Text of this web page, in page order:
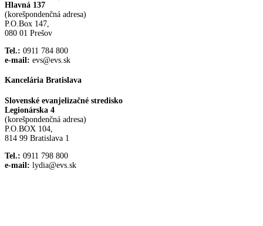
Hlavná 137
(korešpondenčná adresa)
P.O.Box 147,
080 01 Prešov
Tel.: 0911 784 800
e-mail: evs@evs.sk
Kancelária Bratislava
Slovenské evanjelizačné stredisko
Legionárska 4
(korešpondenčná adresa)
P.O.BOX 104,
814 99 Bratislava 1
Tel.: 0911 798 800
e-mail: lydia@evs.sk